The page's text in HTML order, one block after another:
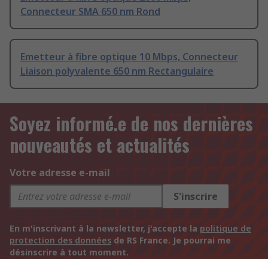
Connecteur SMA 650 nm Rond
Emetteur à fibre optique 10 Mbps, Connecteur
Liaison polyvalente 650 nm Rectangulaire
Soyez informé.e de nos dernières
nouveautés et actualités
Votre adresse e-mail
S'inscrire
En m'inscrivant à la newsletter, j'accepte la politique de
protection des données de RS France. Je pourrai me
désinscrire à tout moment.